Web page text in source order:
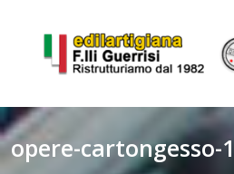
content
opere-cartongesso-